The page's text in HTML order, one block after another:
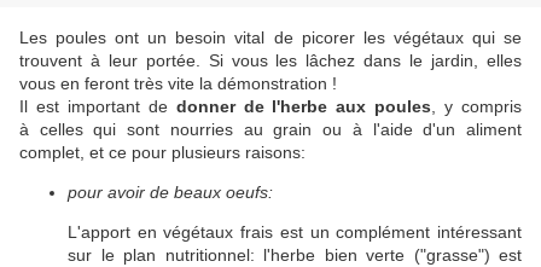
Les poules ont un besoin vital de picorer les végétaux qui se
trouvent à leur portée. Si vous les lâchez dans le jardin, elles
vous en feront très vite la démonstration !
Il est important de donner de l'herbe aux poules , y compris
à celles qui sont nourries au grain ou à l'aide d'un aliment
complet, et ce pour plusieurs raisons:
pour avoir de beaux oeufs:
L'apport en végétaux frais est un complément intéressant
sur le plan nutritionnel: l'herbe bien verte ("grasse") est